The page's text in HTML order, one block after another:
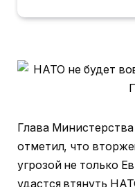
Глава
отметил, что
угрозой не только
удастся втянуть